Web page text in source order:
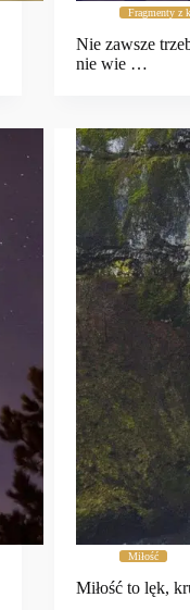
Fragmenty z
Nie zawsze
nie wie …
Miłość
Miłość to lęk,